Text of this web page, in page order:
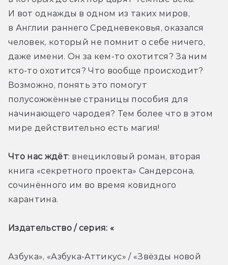
И вот однажды в одном из таких миров,
в Англии раннего Средневековья, оказался
человек, который не помнит о себе ничего,
даже имени. Он за кем-то охотится? За ним
кто-то охотится? Что вообще происходит?
Возможно, понять это помогут
полусожжённые страницы пособия для
начинающего чародея? Тем более что в этом
мире действительно есть магия!
Что нас ждёт: внецикловый роман, вторая
книга «секретного проекта» Сандерсона,
сочинённого им во время ковидного
карантина.
Издательство / серия: «
Азбука», «Азбука-Аттикус» / «Звёзды новой